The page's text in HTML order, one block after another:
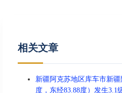
相关文章
新疆阿克苏地区库车市新
度，东经83.88度）发生3.1